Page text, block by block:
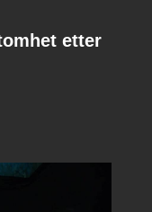
etter